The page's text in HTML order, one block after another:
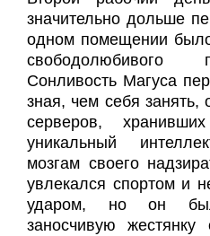
значительно дольше
одном помещении
свободолюбивого
Сонливость Магуса
зная, чем себя
серверов,
уникальный
мозгам своего
увлекался спортом и
ударом, но он
заносчивую